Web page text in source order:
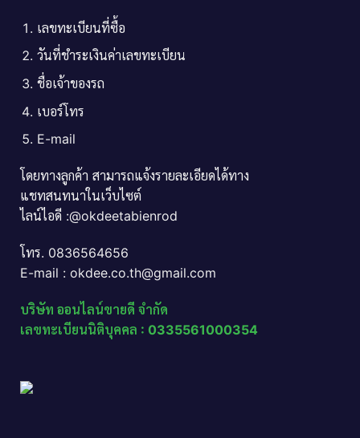
เลขทะเบียนที่ซื้อ
วันที่ชำระเงินค่าเลขทะเบียน
ชื่อเจ้าของรถ
เบอร์โทร
E-mail
โดยทางลูกค้า สามารถแจ้งรายละเอียดได้ทาง
แชทสนทนาในเว็บไซต์
ไลน์ไอดี :@okdeetabienrod
โทร. 0836564656
E-mail : okdee.co.th@gmail.com
บริษัท ออนไลน์ขายดี จำกัด
เลขทะเบียนนิติบุคคล : 0335561000354